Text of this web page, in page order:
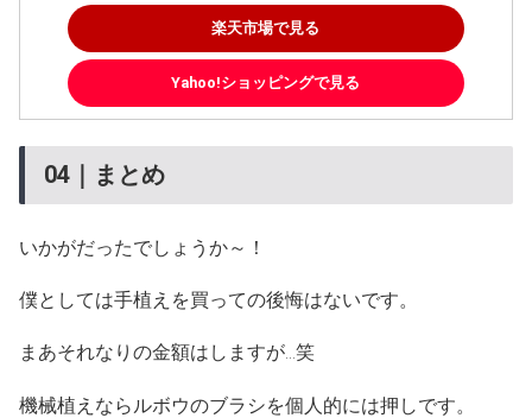
楽天市場で見る
Yahoo!ショッピングで見る
04｜まとめ
いかがだったでしょうか～！
僕としては手植えを買っての後悔はないです。
まあそれなりの金額はしますが…笑
機械植えならルボウのブラシを個人的には押しです。